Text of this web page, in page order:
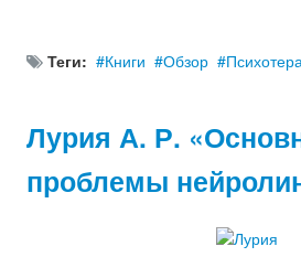
Теги: Книги Обзор
Лурия А. Р.
проблемы